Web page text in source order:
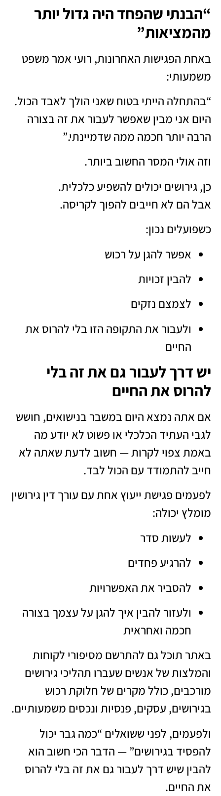
“הבנתי שהפחד היה גדול יותר
מהמציאות”
באחת הפגישות האחרונות, רועי אמר משפט
משמעותי:
“בהתחלה הייתי בטוח שאני הולך לאבד הכול.
היום אני מבין שאפשר לעבור את זה בצורה
הרבה יותר חכמה ממה שדמיינתי.”
וזה אולי המסר החשוב ביותר.
כן, גירושים יכולים להשפיע כלכלית.
אבל הם לא חייבים להפוך לקריסה.
כשפועלים נכון:
אפשר להגן על רכוש
להבין זכויות
לצמצם נזקים
ולעבור את התקופה הזו בלי להרוס את
החיים
יש דרך לעבור גם את זה בלי
להרוס את החיים
אם אתה נמצא היום במשבר בנישואים, חושש
לגבי העתיד הכלכלי או פשוט לא יודע מה
באמת צפוי לקרות — חשוב לדעת שאתה לא
חייב להתמודד עם הכול לבד.
לפעמים פגישת ייעוץ אחת עם עורך דין גירושין
מומלץ יכולה:
לעשות סדר
להרגיע פחדים
להסביר את האפשרויות
ולעזור להבין איך להגן על עצמך בצורה
חכמה ואחראית
באתר תוכל גם להתרשם מסיפורי לקוחות
והמלצות של אנשים שעברו תהליכי גירושים
מורכבים, כולל מקרים של חלוקת רכוש
בגירושים, עסקים, פנסיות ונכסים משמעותיים.
ולפעמים, לפני ששואלים “כמה גבר יכול
להפסיד בגירושים” — הדבר הכי חשוב הוא
להבין שיש דרך לעבור גם את זה בלי להרוס
את החיים.